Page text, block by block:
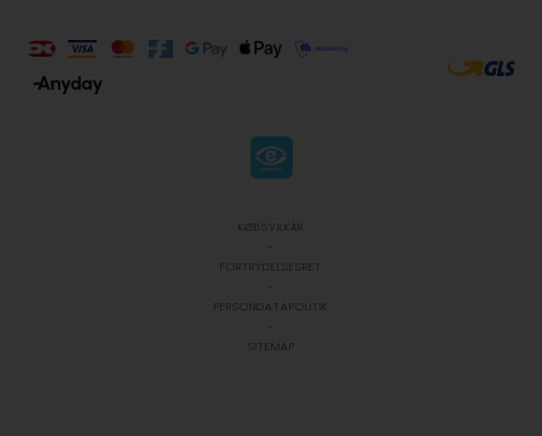
KØBSVILKÅR
FORTRYDELSESRET
PERSONDATAPOLITIK
SITEMAP